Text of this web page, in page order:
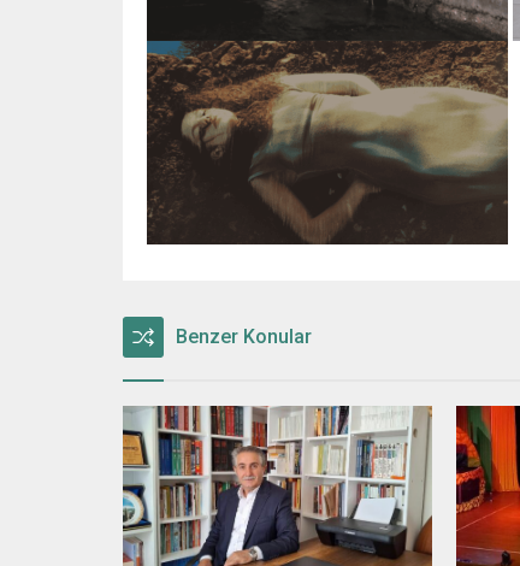
Benzer Konular